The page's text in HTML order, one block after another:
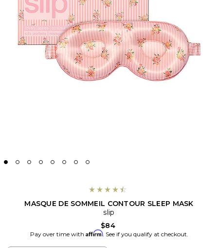
MASQUE DE SOMMEIL CONTOUR SLEEP MASK
slip
$84
Pay over time with Affirm. See if you qualify at checkout.